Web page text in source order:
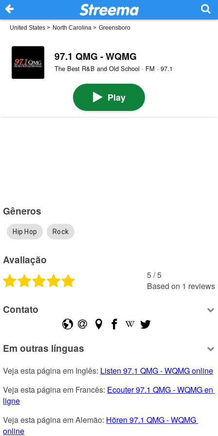
United States > North Carolina > Greensboro
97.1 QMG - WQMG
The Best R&B and Old School · FM · 97.1
Play
Gêneros
Hip Hop Rock
Avaliação
5 /5
Based on 1 reviews
Contato
Em outras línguas
Veja esta página em Inglês: Listen 97.1 QMG - WQMG online
Veja esta página em Francês: Ecouter 97.1 QMG - WQMG en
ligne
Veja esta página em Alemão: Hören 97.1 QMG - WQMG
online